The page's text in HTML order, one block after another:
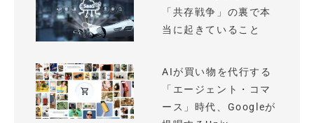
「共存戦争」の裏で本
当に起きていること
AIが買い物を代行する
「エージェント・コマ
ース」時代、Googleが